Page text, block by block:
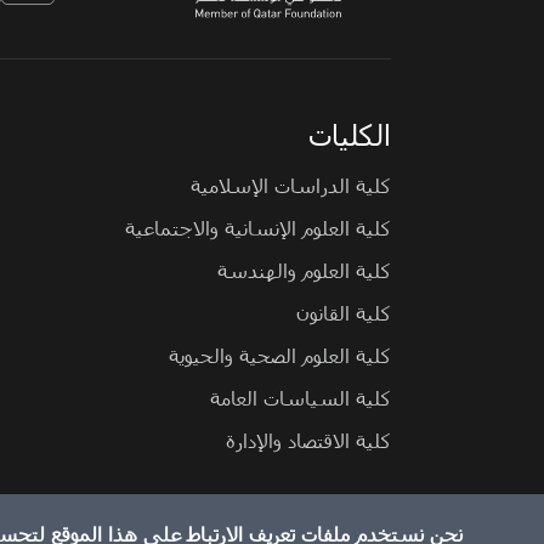
الكليات
كلية الدراسات الإسلامية
كلية العلوم الإنسانية والاجتماعية
كلية العلوم والهندسة
كلية القانون
كلية العلوم الصحية والحيوية
كلية السياسات العامة
كلية الاقتصاد والإدارة
نحن نستخدم ملفات تعريف الارتباط على هذا الموقع